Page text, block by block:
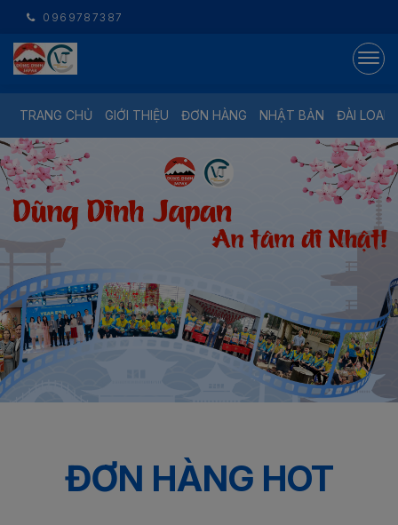
0969787387
TRANG CHỦ GIỚI THIỆU ĐƠN HÀNG NHẬT BẢN ĐÀI LOAN
ĐƠN HÀNG HOT